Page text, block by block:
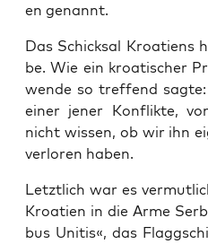
en genannt.
Das Schick­sal Kroa­ti­ens
be. Wie ein kroa­ti­scher
wen­de so tref­fend
einer jener Kon­flik­te,
nicht wis­sen, ob wir ihn
ver­lo­ren haben.
Letzt­lich war es
Kroa­ti­en in die Arme
bus Unitis«, das